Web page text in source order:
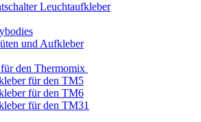
Leuchtaufkleber
und Aufkleber
den Thermomix
für den TM5
für den TM6
für den TM31